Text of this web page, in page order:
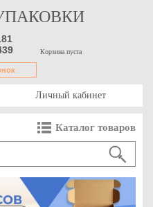
Корзина пуста
Личный кабинет
Каталог товаров